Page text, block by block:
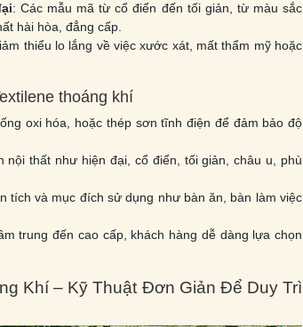
: Các mẫu mã từ cổ điển đến tối giản, từ màu sắc
hài hòa, đẳng cấp.
thiểu lo lắng về việc xước xát, mất thẩm mỹ hoặc
thoáng khí
oxi hóa, hoặc thép sơn tĩnh điện để đảm bảo độ
thất như hiện đại, cổ điển, tối giản, châu u, phù
tích và mục đích sử dụng như bàn ăn, bàn làm việc
trung đến cao cấp, khách hàng dễ dàng lựa chọn
Khí – Kỹ Thuật Đơn Giản Để Duy Trì